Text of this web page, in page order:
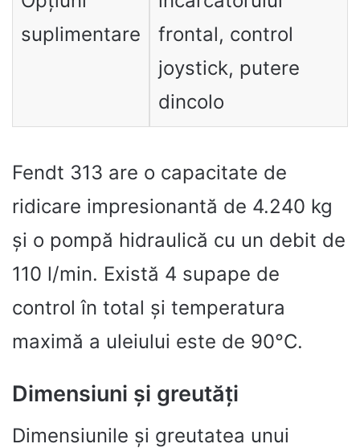
suplimentare
frontal, control
joystick, putere
dincolo
Fendt 313 are o capacitate de
ridicare impresionantă de 4.240 kg
și o pompă hidraulică cu un debit de
110 l/min. Există 4 supape de
control în total și temperatura
maximă a uleiului este de 90°C.
Dimensiuni și greutăți
Dimensiunile și greutatea unui